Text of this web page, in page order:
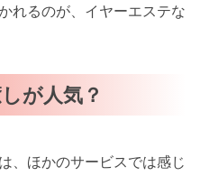
れるのが、イヤーエステな
が人気？
、ほかのサービスでは感じ